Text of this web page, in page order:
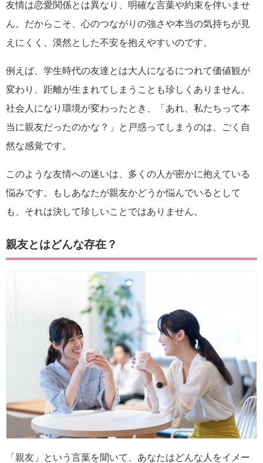
友情は恋愛関係とは異なり、明確な言葉や約束を伴いませ
ん。だからこそ、心のつながりの強さや本当の気持ちが見
えにくく、漠然とした不安を抱えやすいのです。
例えば、学生時代の友達とは大人になるにつれて価値観が
変わり、距離が生まれてしまうことも珍しくありません。
社会人になり環境が変わったとき、「あれ、私たちって本
当に親友だったのかな？」と戸惑ってしまうのは、ごく自
然な感覚です。
このような友情への迷いは、多くの人が密かに抱えている
悩みです。もしあなたが親友かどうか悩んでいるとして
も、それは決して珍しいことではありません。
親友とはどんな存在？
「親友」という言葉を聞いて、あなたはどんな人をイメー